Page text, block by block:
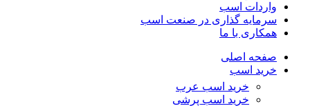
واردات اسب
سرمایه گذاری در صنعت اسب
همکاری با ما
صفحه اصلی
خرید اسب
خرید اسب عرب
خرید اسب پرشی